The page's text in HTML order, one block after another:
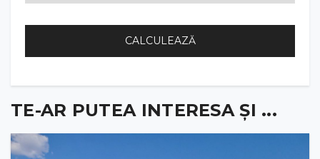
CALCULEAZĂ
TE-AR PUTEA INTERESA ȘI ...